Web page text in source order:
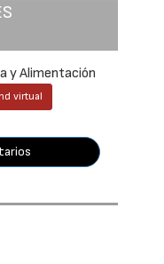
y Alimentación
virtual